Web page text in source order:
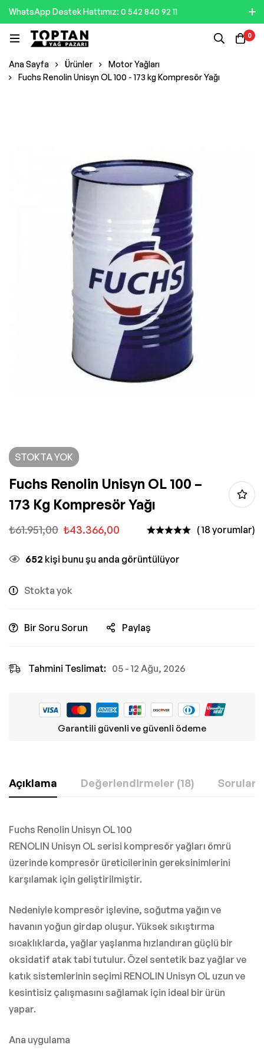
WhatsApp Destek Hattımız: 0 542 840 92 11
0
Ana Sayfa Ürünler
Motor Yağları
Fuchs Renolin Unisyn OL 100 - 173 kg Kompresör Yağı
STOKTA YOK
Fuchs Renolin Unisyn OL 100 –
173 Kg Kompresör Yağı
₺61.951,00 ₺43.366,00 ( 18 yorumlar)
652 kişi bunu şu anda görüntülüyor
Stokta yok
Bir Soru Sorun Paylaş
Tahmini Teslimat: 05 - 12 Ağu, 2026
Garantili güvenli ve güvenli ödeme
Açıklama Değerlendirmeler (18) Sorular
Fuchs Renolin Unisyn OL 100
RENOLIN Unisyn OL serisi kompresör yağları ömrü
üzerinde kompresör üreticilerinin gereksinimlerini
karşılamak için geliştirilmiştir.
Nedeniyle kompresör işlevine, soğutma yağın ve
havanın yoğun girdap oluşur. Yüksek sıkıştırma
sıcaklıklarda, yağlar yaşlanma hızlandıran güçlü bir
oksidatif atak tabi tutulur. Özel sentetik baz yağlar ve
katık sistemlerinin seçimi RENOLIN Unisyn OL uzun ve
kesintisiz çalışmasını sağlamak için ideal bir ürün
yapar.
Ana uygulama